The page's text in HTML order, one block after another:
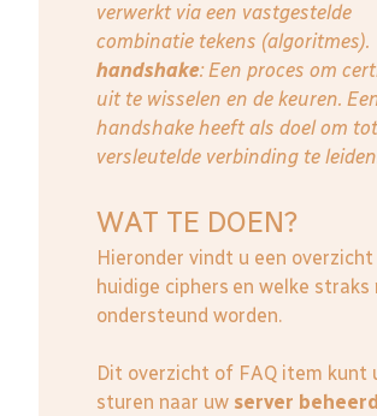
verwerkt via een vastgestelde
combinatie tekens (algoritmes).
handshake: Een proces om
uit te wisselen en de keuren.
handshake heeft als doel om
versleutelde verbinding te
WAT TE DOEN?
Hieronder vindt u een overzicht
huidige ciphers en welke straks
ondersteund worden.
Dit overzicht of FAQ item kunt
sturen naar uw server